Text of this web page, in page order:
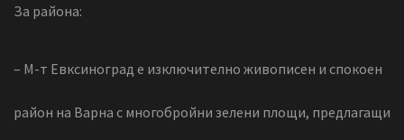
За района:
– М-т Евксиноград е изключително живописен и спокоен
район на Варна с многобройни зелени площи, предлагащи